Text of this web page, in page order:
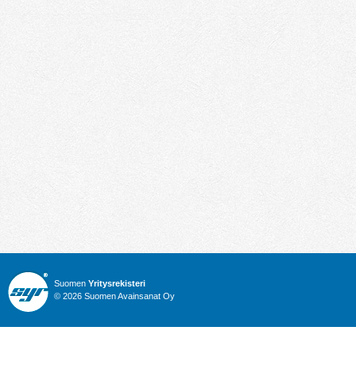
Suomen Yritysrekisteri
© 2026 Suomen Avainsanat Oy